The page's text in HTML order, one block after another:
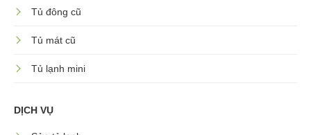
Tủ đông cũ
Tủ mát cũ
Tủ lạnh mini
DỊCH VỤ